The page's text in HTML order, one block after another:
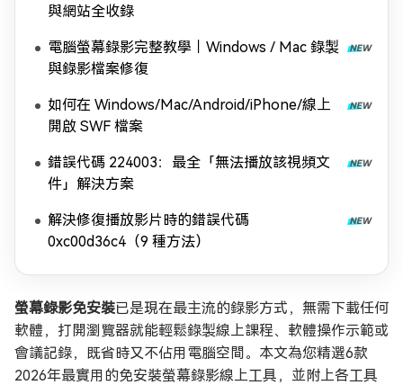
與網站全收錄
電腦螢幕錄影完整教學｜Windows / Mac 錄製
與錄影檔案修復
如何在 Windows/Mac/Android/iPhone/線上
開啟 SWF 檔案
錯誤代碼 224003：最全「無法播放該視頻文
件」解決方案
解決修復播放影片時的錯誤代碼
0xc00d36c4（9 種方法）
螢幕錄影免安裝已是現在最主流的錄影方式，無需下載任何
軟體，打開瀏覽器就能輕鬆錄製線上課程、軟體操作示範或
會議記錄，既省時又不佔用電腦空間。本文為您精選6款
2026年最實用的免安裝螢幕錄影線上工具，並附上各工具